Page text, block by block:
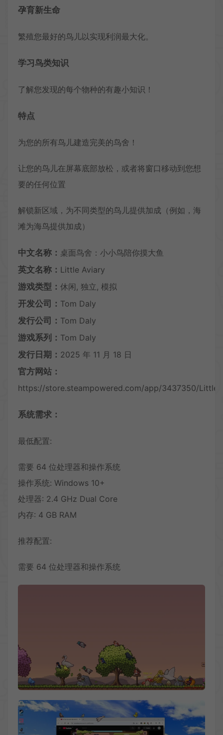
孕育新生命
繁殖您最好的鸟儿以实现利润最大化。
学习鸟类知识
了解您发现的每个物种的有趣小知识！
特点
为您的所有鸟儿建造完美的鸟舍！
让您的鸟儿在屏幕底部放松，或者将窗口移动到您想
要的任何位置
解锁新区域，为不同类型的鸟儿提供加成（例如，海
滩为海鸟提供加成）
中文名称： 桌面鸟舍：小小鸟陪你摸大鱼
英文名称： Little Aviary
游戏类型： 休闲, 独立, 模拟
开发公司： Tom Daly
发行公司： Tom Daly
游戏系列： Tom Daly
发行日期： 2025 年 11 月 18 日
官方网站：
https://store.steampowered.com/app/3437350/
系统需求：
最低配置:
需要 64 位处理器和操作系统
操作系统: Windows 10+
处理器: 2.4 GHz Dual Core
内存: 4 GB RAM
推荐配置:
需要 64 位处理器和操作系统